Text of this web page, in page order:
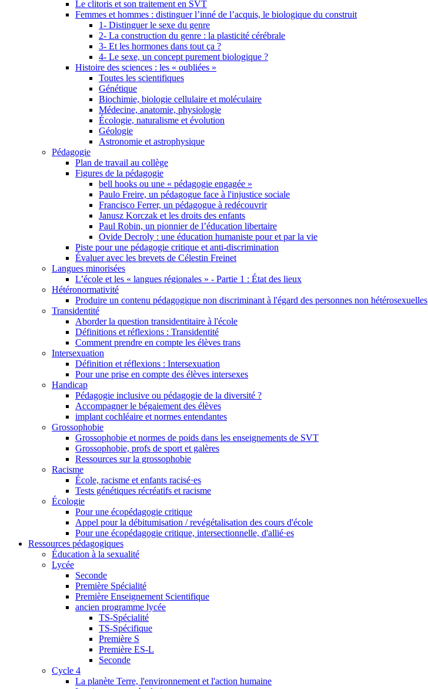
Le clitoris et son traitement en SVT
Femmes et hommes : distinguer l’inné de l’acquis, le biologique du construit
1- Distinguer le sexe du genre
2- La construction du genre : la plasticité cérébrale
3- Et les hormones dans tout ça ?
4- Le sexe, un concept purement biologique ?
Histoire des sciences : les « oubliées »
Toutes les scientifiques
Génétique
Biochimie, biologie cellulaire et moléculaire
Médecine, anatomie, physiologie
Écologie, naturalisme et évolution
Géologie
Astronomie et astrophysique
Pédagogie
Plan de travail au collège
Figures de la pédagogie
bell hooks ou une « pédagogie engagée »
Paulo Freire, un pédagogue face à l'injustice sociale
Francisco Ferrer, un pédagogue à redécouvrir
Janusz Korczak et les droits des enfants
Paul Robin, un pionnier de l’éducation libertaire
Ovide Decroly : une éducation humaniste pour et par la vie
Piste pour une pédagogie critique et anti-discrimination
Évaluer avec les brevets de Célestin Freinet
Langues minorisées
L’école et les « langues régionales » - Partie 1 : État des lieux
Hétéronormativité
Produire un contenu pédagogique non discriminant à l'égard des personnes non hétérosexuelles
Transidentité
Aborder la question transidentitaire à l'école
Définitions et réflexions : Transidentité
Comment prendre en compte les élèves trans
Intersexuation
Définition et réflexions : Intersexuation
Pour une prise en compte des élèves intersexes
Handicap
Pédagogie inclusive ou pédagogie de la diversité ?
Accompagner le bégaiement des élèves
implant cochléaire et normes entendantes
Grossophobie
Grossophobie et normes de poids dans les enseignements de SVT
Grossophobie, profs de sport et galères
Ressources sur la grossophobie
Racisme
École, racisme et enfants racisé·es
Tests génétiques récréatifs et racisme
Écologie
Pour une écopédagogie critique
Appel pour la débitumisation / revégétalisation des cours d'école
Pour une écopédagogie critique, intersectionnelle, d'allié·es
Ressources pédagogiques
Éducation à la sexualité
Lycée
Seconde
Première Spécialité
Première Enseignement Scientifique
ancien programme lycée
TS-Spécialité
TS-Spécifique
Première S
Première ES-L
Seconde
Cycle 4
La planète Terre, l'environnement et l'action humaine